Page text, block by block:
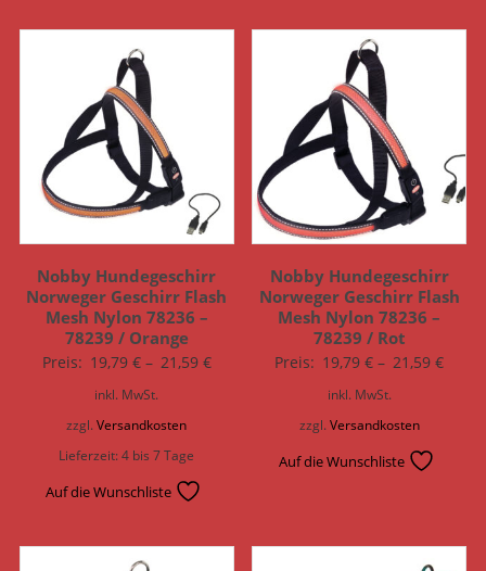
Nobby Hundegeschirr
Norweger Geschirr Flash
Mesh Nylon 78236 –
78239 / Orange
Preis: 19,79 €– 21,59 €
inkl. MwSt.
zzgl.Versandkosten
Lieferzeit:4 bis 7 Tage
Auf die Wunschliste
Nobby Hundegeschirr
Norweger Geschirr Flash
Mesh Nylon 78236 –
78239 / Rot
Preis: 19,79€ – 21,59€
inkl. MwSt.
zzgl. Versandkosten
Auf die Wunschliste